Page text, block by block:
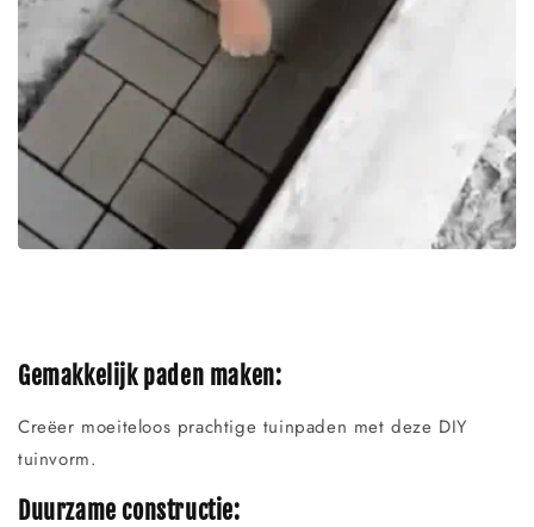
Gemakkelijk paden maken:
Creëer moeiteloos prachtige tuinpaden met deze DIY
tuinvorm.
Duurzame constructie: